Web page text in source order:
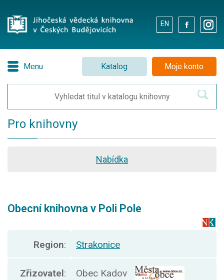
EN . .
Menu Katalog Moje konto
Pro knihovny
Nabídka
Obecní knihovna v Poli Pole
Region: Strakonice
Zřizovatel: Obec Kadov